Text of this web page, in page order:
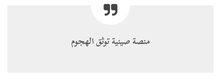
منصة صينية توثق الهجوم